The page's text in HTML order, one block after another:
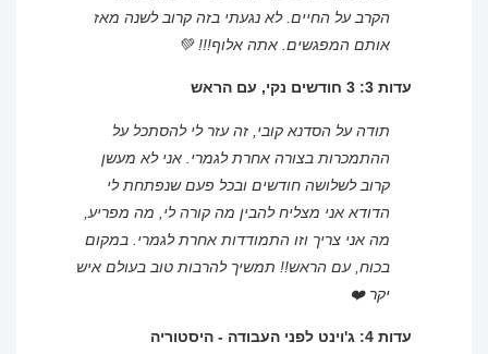
הקרב על החיים. לא נגעתי בזה קרוב לשנה מאז
אותם המפגשים. אתה אלוף!!! 💚
עדות 3: 3 חודשים נקי, עם הראש
תודה על הסדנא קובי, זה עזר לי להסתכל על
ההתמכרות בצורה אחרת לגמרי. אני לא מעשן
קרוב לשלושה חודשים ובכל פעם שנפתחת לי
הדודא אני מצליח להבין מה קורה לי, מה מפריע,
מה אני צריך וזו התמודדות אחרת לגמרי. במקום
בכוח, עם הראש!! תמשיך להרבות טוב בעולם איש
יקר ❤️
עדות 4: ג'וינט לפני העבודה - היסטוריה